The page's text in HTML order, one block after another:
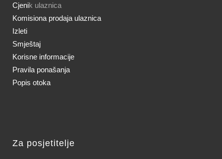
Cjenik ulaznica
Komisiona prodaja ulaznica
Izleti
Smještaj
Korisne informacije
Pravila ponašanja
Popis otoka
Za posjetitelje